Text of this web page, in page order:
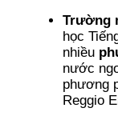
Trường
học
nhiều
nước
phương
Reggio